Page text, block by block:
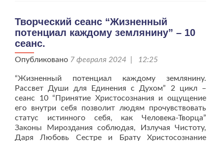
Творческий сеанс “Жизненный
потенциал каждому землянину” – 10
сеанс.
Опубликовано 7 февраля 2024 | 12:25
“Жизненный потенциал каждому землянину.
Рассвет Души для Единения с Духом” 2 цикл –
сеанс 10 “Принятие Христосознания и ощущение
его внутри себя позволит людям прочувствовать
статус истинного себя, как Человека-Творца”
Законы Мироздания соблюдая, Излучая Чистоту,
Даря Любовь Сестре и Брату Христосознание